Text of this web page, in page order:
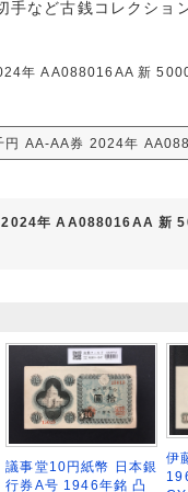
手など古銭コレクショ
年 AA088016AA 新
円 AA-AA券 2024年
年 AA088016AA 新
議事堂10円紙幣 日本銀
行券A号 1946年銘 凸
伊